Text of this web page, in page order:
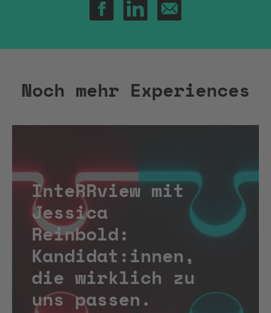
Noch mehr Experiences
InteRRview mit
Jessica
Reinbold:
Kandidat:innen,
die wirklich zu
uns passen.